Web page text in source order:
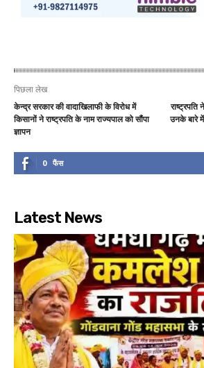
पिछला लेख
केन्द्र सरकार की वादाखिलाफी के विरोध में
किसानों ने राष्ट्रपति के नाम राज्यपाल को सौंपा
ज्ञापन
उनके बारे
0 फैंस
Latest News